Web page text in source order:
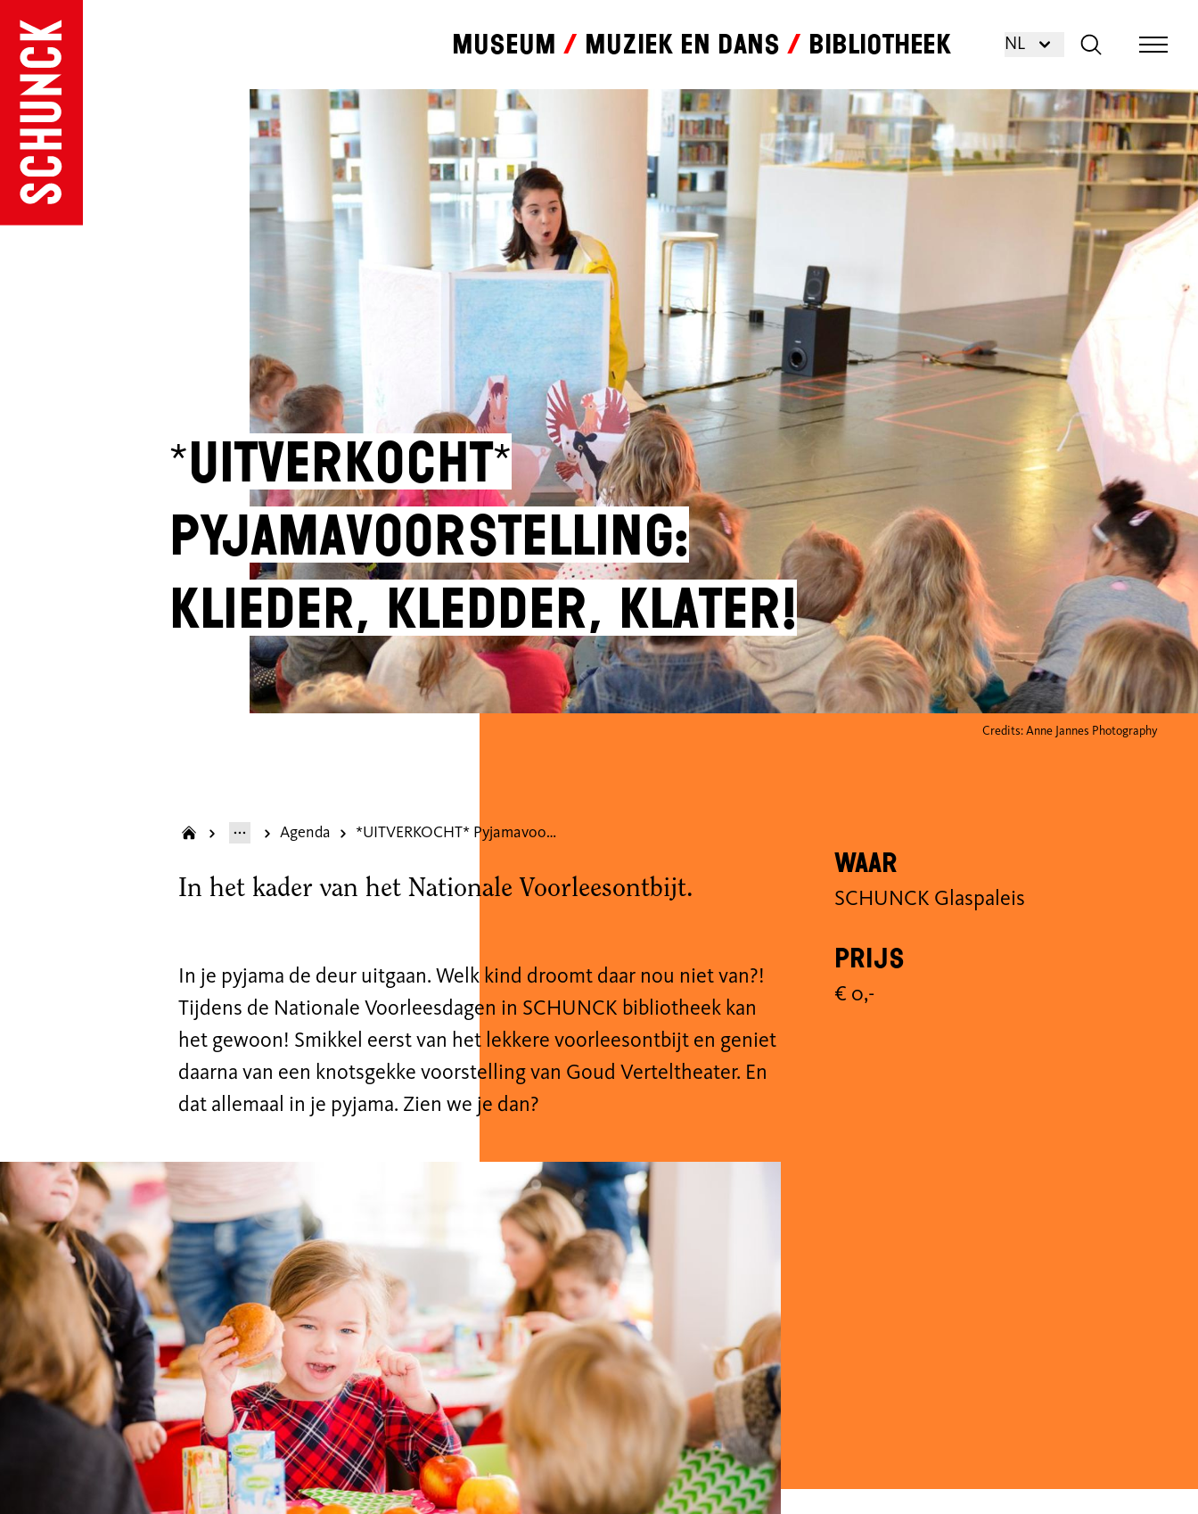
Museum Muziek en dans Bibliotheek NL
*UITVERKOCHT*
Pyjamavoorstelling:
Klieder, kledder, klater!
Credits: Anne Jannes Photography
Agenda *UITVERKOCHT* Pyjamavoorstelling: Klieder, kledder, klater!
In het kader van het Nationale Voorleesontbijt.
In je pyjama de deur uitgaan. Welk kind droomt daar nou niet van?!
Tijdens de Nationale Voorleesdagen in SCHUNCK bibliotheek kan
het gewoon! Smikkel eerst van het lekkere voorleesontbijt en geniet
daarna van een knotsgekke voorstelling van Goud Verteltheater. En
dat allemaal in je pyjama. Zien we je dan?
Waar
SCHUNCK Glaspaleis
Prijs
€ 0,-